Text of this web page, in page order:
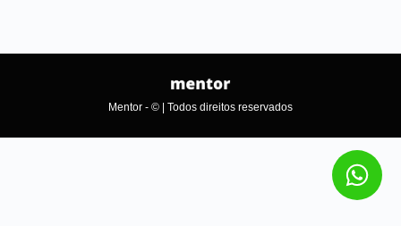
Mentor - © | Todos direitos reservados